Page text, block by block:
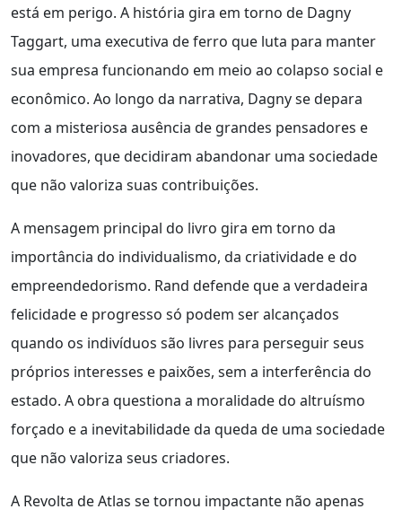
está em perigo. A história gira em torno de Dagny
Taggart, uma executiva de ferro que luta para manter
sua empresa funcionando em meio ao colapso social e
econômico. Ao longo da narrativa, Dagny se depara
com a misteriosa ausência de grandes pensadores e
inovadores, que decidiram abandonar uma sociedade
que não valoriza suas contribuições.
A mensagem principal do livro gira em torno da
importância do individualismo, da criatividade e do
empreendedorismo. Rand defende que a verdadeira
felicidade e progresso só podem ser alcançados
quando os indivíduos são livres para perseguir seus
próprios interesses e paixões, sem a interferência do
estado. A obra questiona a moralidade do altruísmo
forçado e a inevitabilidade da queda de uma sociedade
que não valoriza seus criadores.
A Revolta de Atlas se tornou impactante não apenas